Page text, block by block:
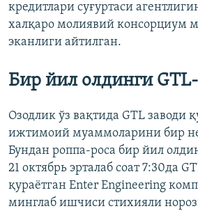
кредитлари суғуртаси
халқаро молиявий консорциум
эканлиги айтилган.
Бир йил олдинги
Озодлик ўз вақтида GTL заводи
ижтимоий муаммоларини бир
Бундан роппа-роса бир йил
21 октябрь эрталаб соат 7:30да
қураëтган Enter Engineering
минглаб ишчиси стихияли